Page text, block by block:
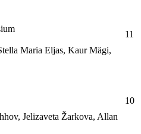
Maria Eljas, Kaur Mägi,
11
Jelizaveta Žarkova, Allan
10